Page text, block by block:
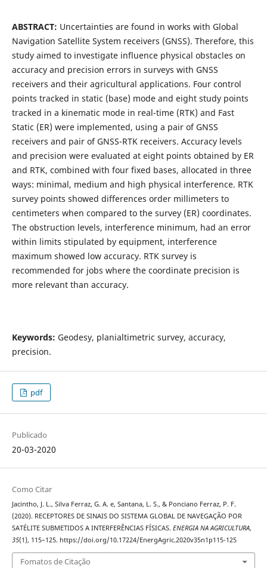
ABSTRACT: Uncertainties are found in works with Global
Navigation Satellite System receivers (GNSS). Therefore, this
study aimed to investigate influence physical obstacles on
accuracy and precision errors in surveys with GNSS
receivers and their agricultural applications. Four control
points tracked in static (base) mode and eight study points
tracked in a kinematic mode in real-time (RTK) and Fast
Static (ER) were implemented, using a pair of GNSS
receivers and pair of GNSS-RTK receivers. Accuracy levels
and precision were evaluated at eight points obtained by ER
and RTK, combined with four fixed bases, allocated in three
ways: minimal, medium and high physical interference. RTK
survey points showed differences order millimeters to
centimeters when compared to the survey (ER) coordinates.
The obstruction levels, interference minimum, had an error
within limits stipulated by equipment, interference
maximum showed low accuracy. RTK survey is
recommended for jobs where the coordinate precision is
more relevant than accuracy.
Keywords: Geodesy, planialtimetric survey, accuracy,
precision.
pdf
Publicado
20-03-2020
Como Citar
Jacintho, J. L., Silva Ferraz, G. A. e, Santana, L. S., & Ponciano Ferraz, P. F.
(2020). RECEPTORES DE SINAIS DO SISTEMA GLOBAL DE NAVEGAÇÃO POR
SATÉLITE SUBMETIDOS A INTERFERÊNCIAS FÍSICAS. ENERGIA NA AGRICULTURA,
35(1), 115–125. https://doi.org/10.17224/EnergAgric.2020v35n1p115-125
Fomatos de Citação